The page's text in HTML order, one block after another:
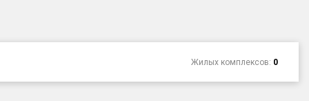
Жилых комплексов: 0